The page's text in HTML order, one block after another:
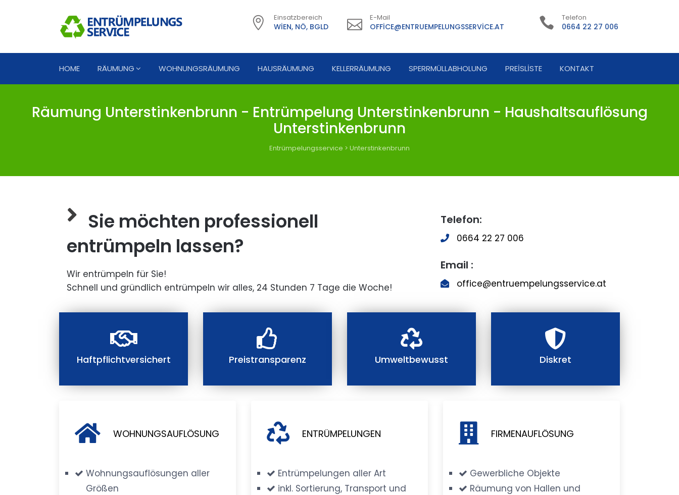
Einsatzbereich
WIEN, NÖ, BGLD
E-Mail
OFFICE@ENTRUEMPELUNGSSERVICE.AT
Telefon
0664 22 27 006
HOME RÄUMUNG WOHNUNGSRÄUMUNG HAUSRÄUMUNG KELLERRÄUMUNG SPERRMÜLLABHOLUNG PREISLISTE KONTAKT
Räumung Unterstinkenbrunn - Entrümpelung Unterstinkenbrunn - Haushaltsauflösung
Unterstinkenbrunn
Entrümpelungsservice > Unterstinkenbrunn
Sie möchten professionell
entrümpeln lassen?
Wir entrümpeln für Sie!
Schnell und gründlich entrümpeln wir alles, 24 Stunden 7 Tage die Woche!
Telefon:
0664 22 27 006
Email :
office@entruempelungsservice.at
Haftpflichtversichert Preistransparenz Umweltbewusst Diskret
WOHNUNGSAUFLÖSUNG
Wohnungsauflösungen aller
Größen
ENTRÜMPELUNGEN
Entrümpelungen aller Art
inkl. Sortierung, Transport und
FIRMENAUFLÖSUNG
Gewerbliche Objekte
Räumung von Hallen und